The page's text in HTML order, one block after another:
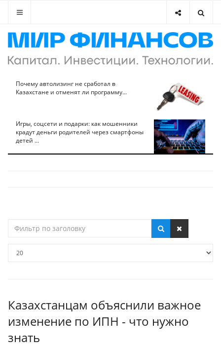
Почему автолизинг не сработал в
Казахстане и отменят ли программу...
Игры, соцсети и подарки: как мошенники
крадут деньги родителей через смартфоны
детей ...
по
Казахстанцам объяснили важное
изменение по ИПН - что нужно
знать